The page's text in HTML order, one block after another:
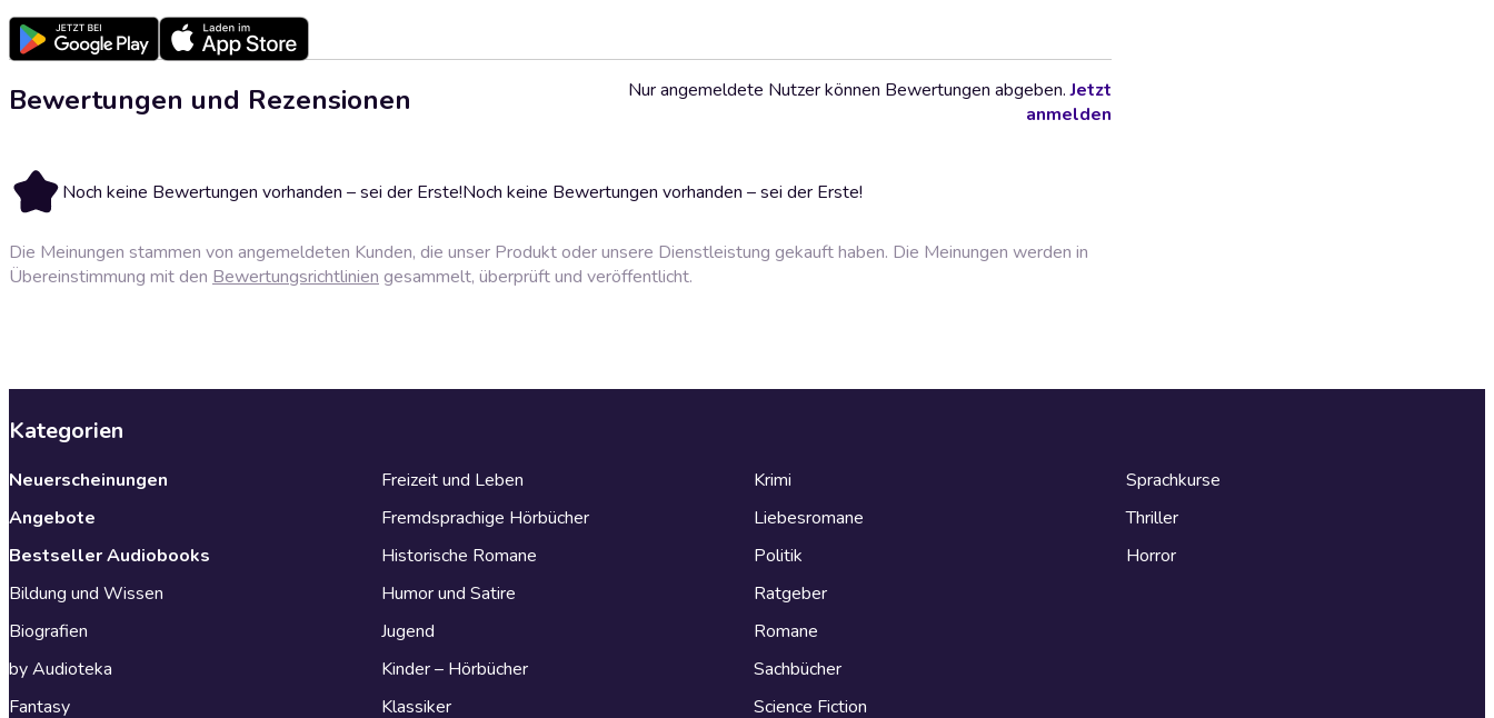
Bewertungen und Rezensionen
Noch keine Bewertungen vorhanden – sei der Erste!Noch keine Bewertungen vorhanden – sei der Erste!
Nur angemeldete Nutzer können Bewertungen abgeben.Jetzt
anmelden
Die Meinungen stammen von angemeldeten Kunden, die unser Produkt oder unsere Dienstleistung gekauft haben. Die Meinungen werden in
Übereinstimmung mit den Bewertungsrichtlinien gesammelt, überprüft und veröffentlicht.
Kategorien
Neuerscheinungen
Angebote
Bestseller Audiobooks
Bildung und Wissen
Biografien
by Audioteka
Fantasy
Freizeit und Leben
Fremdsprachige Hörbücher
Historische Romane
Humor und Satire
Jugend
Kinder – Hörbücher
Klassiker
Krimi
Liebesromane
Politik
Ratgeber
Romane
Sachbücher
Science Fiction
Sprachkurse
Thriller
Horror